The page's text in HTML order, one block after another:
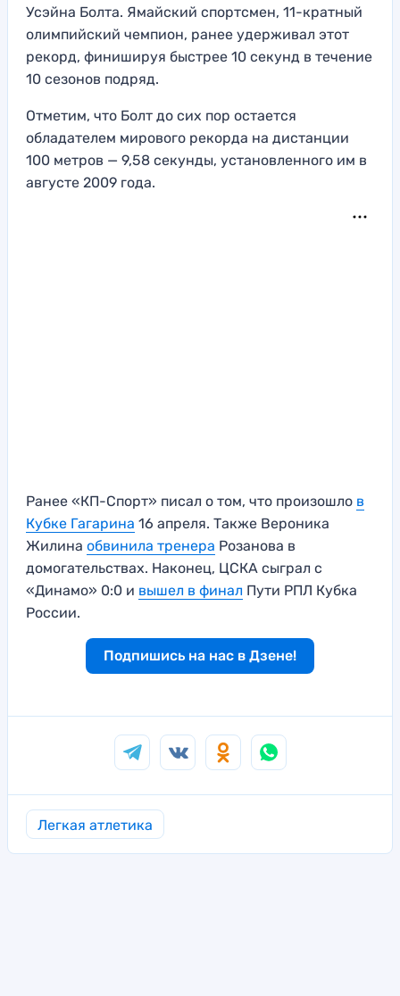
Усэйна Болта. Ямайский спортсмен, 11-кратный
олимпийский чемпион, ранее удерживал этот
рекорд, финишируя быстрее 10 секунд в течение
10 сезонов подряд.
Отметим, что Болт до сих пор остается
обладателем мирового рекорда на дистанции
100 метров — 9,58 секунды, установленного им в
августе 2009 года.
Ранее «КП-Спорт» писал о том, что произошло в
Кубке Гагарина 16 апреля. Также Вероника
Жилина обвинила тренера Розанова в
домогательствах. Наконец, ЦСКА сыграл с
«Динамо» 0:0 и вышел в финал Пути РПЛ Кубка
России.
Подпишись на нас в Дзене!
Легкая атлетика